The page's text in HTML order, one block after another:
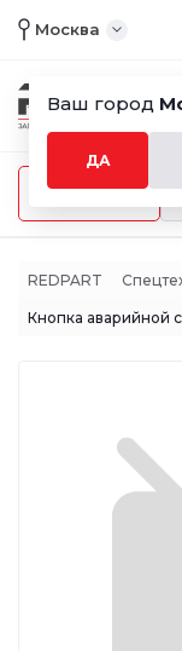
Ваш город
ДА
Москва
Меню
REDPART
Кнопка аварийной